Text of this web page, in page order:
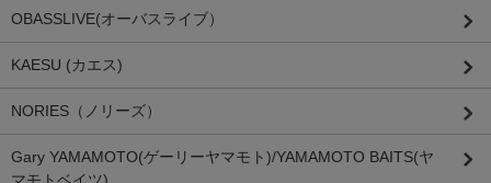
OBASSLIVE(オーバスライブ）
KAESU (カエス)
NORIES（ノリーズ）
Gary YAMAMOTO(ゲーリーヤマモト)/YAMAMOTO BAITS(ヤ
マモトベイツ)